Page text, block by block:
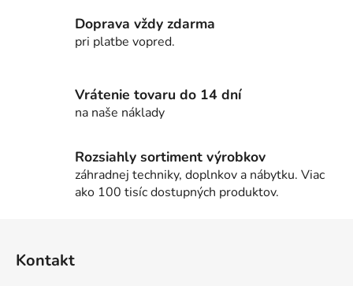
Doprava vždy zdarma
pri platbe vopred.
Vrátenie tovaru do 14 dní
na naše náklady
Rozsiahly sortiment výrobkov
záhradnej techniky, doplnkov a nábytku. Viac
ako 100 tisíc dostupných produktov.
Kontakt